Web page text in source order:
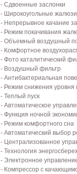
- Сдвоенные заслонки
- Широкоугольные жалюзи
- Непрерывное качание
- Режим покачивания
- Объемный воздушный
- Комфортное
- Фото каталитический
- Воздушный фильтр
- Антибактериальная
- Режим снижения уровня
- Теплый пуск
- Автоматическое
- Функция ночной
- Режим комфортного сна
- Автоматический выбор
- Централизованное
- Технология
- Электронное
- Компрессор с